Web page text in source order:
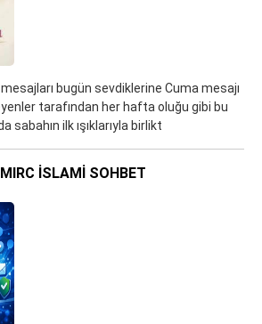
bugün sevdiklerine Cuma mesajı
tarafından her hafta oluğu gibi bu
sabahın ilk ışıklarıyla birlikt
İSLAMI SOHBET